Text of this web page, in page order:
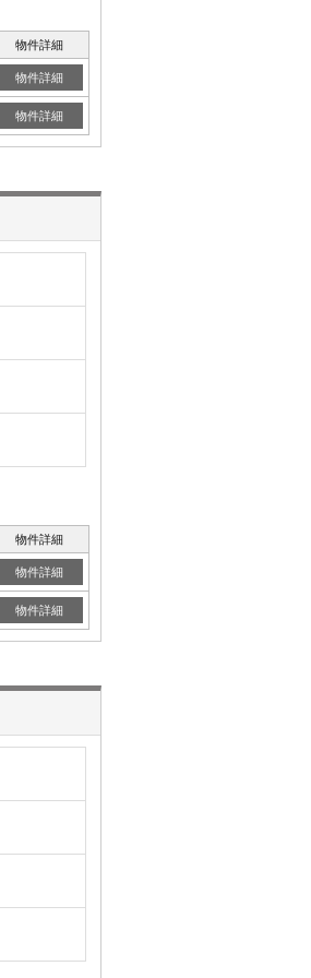
物件詳細
物件詳細
物件詳細
物件詳細
物件詳細
物件詳細